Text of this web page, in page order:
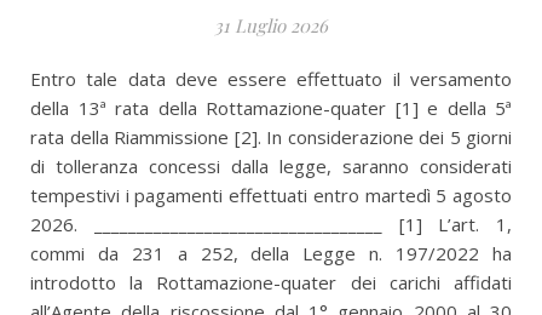
31 Luglio 2026
Entro tale data deve essere effettuato il versamento
della 13ª rata della Rottamazione-quater [1] e della 5ª
rata della Riammissione [2]. In considerazione dei 5 giorni
di tolleranza concessi dalla legge, saranno considerati
tempestivi i pagamenti effettuati entro martedì 5 agosto
2026. __________________________________ [1] L’art. 1,
commi da 231 a 252, della Legge n. 197/2022 ha
introdotto la Rottamazione-quater dei carichi affidati